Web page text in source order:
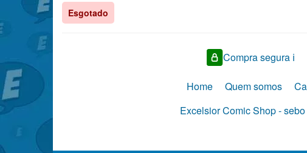
Esgotado
Compra segura ℹ️
Home Quem somos
Excelsior Comic Shop -